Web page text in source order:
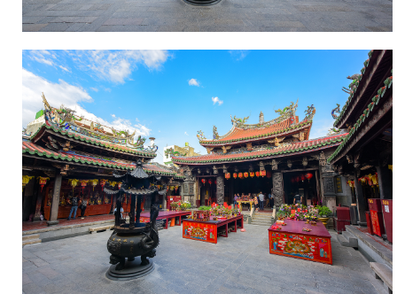
麗
堂
皇，
古
香，
雕
樑
畫
棟
獨
具
匠